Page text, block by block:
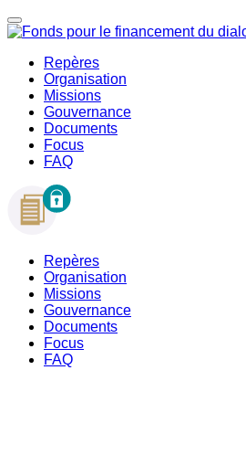
Repères
Organisation
Missions
Gouvernance
Documents
Focus
FAQ
Repères
Organisation
Missions
Gouvernance
Documents
Focus
FAQ